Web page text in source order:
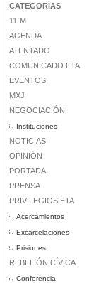
CATEGORÍAS
11-M
AGENDA
ATENTADO
COMUNICADO ETA
EVENTOS
MXJ
NEGOCIACIÓN
Instituciones
NOTICIAS
OPINIÓN
PORTADA
PRENSA
PRIVILEGIOS ETA
Acercamientos
Excarcelaciones
Prisiones
REBELIÓN CÍVICA
Conferencia